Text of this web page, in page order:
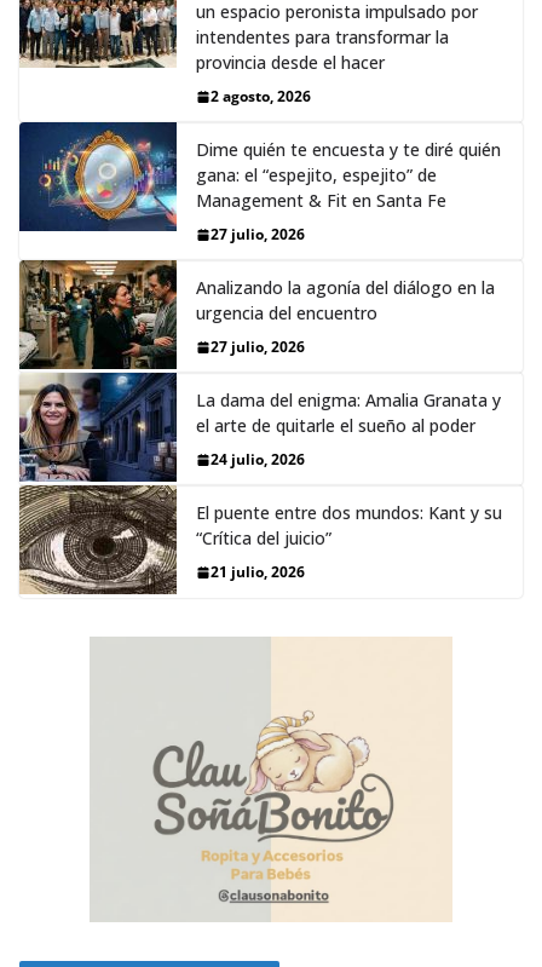
un espacio peronista impulsado por
intendentes para transformar la
provincia desde el hacer
2 agosto, 2026
Dime quién te encuesta y te diré quién
gana: el “espejito, espejito” de
Management & Fit en Santa Fe
27 julio, 2026
Analizando la agonía del diálogo en la
urgencia del encuentro
27 julio, 2026
La dama del enigma: Amalia Granata y
el arte de quitarle el sueño al poder
24 julio, 2026
El puente entre dos mundos: Kant y su
“Crítica del juicio”
21 julio, 2026